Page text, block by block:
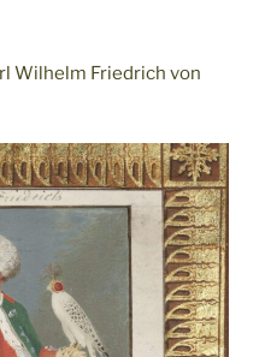
Wilhelm Friedrich von